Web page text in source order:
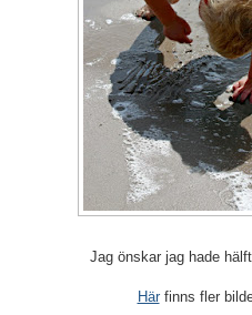
Jag önskar jag hade
Härfinns fler